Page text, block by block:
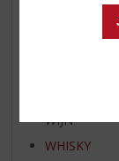
RUM VAN
BIER VAN
WIJN
WHISKY